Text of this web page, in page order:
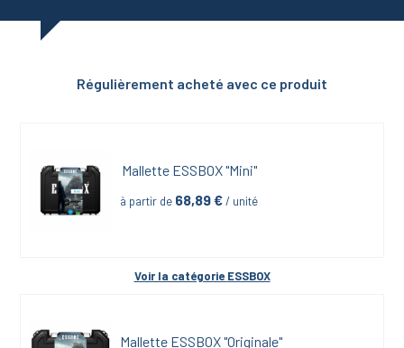
Régulièrement acheté avec ce produit
Mallette ESSBOX "Mini"
à partir de 68,89 € / unité
Voir la catégorie ESSBOX
Mallette ESSBOX "Originale"